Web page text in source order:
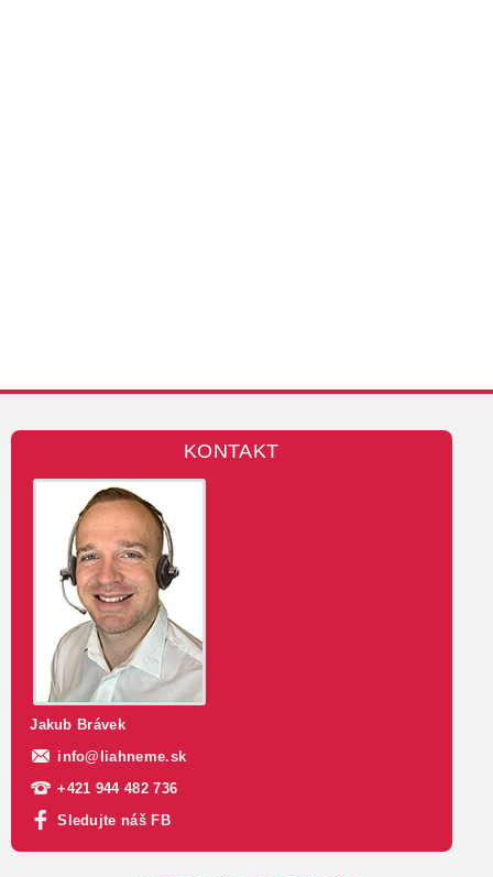
KONTAKT
Jakub Brávek
info@ liahneme.sk
+421 944 482 736
Sledujte náš FB